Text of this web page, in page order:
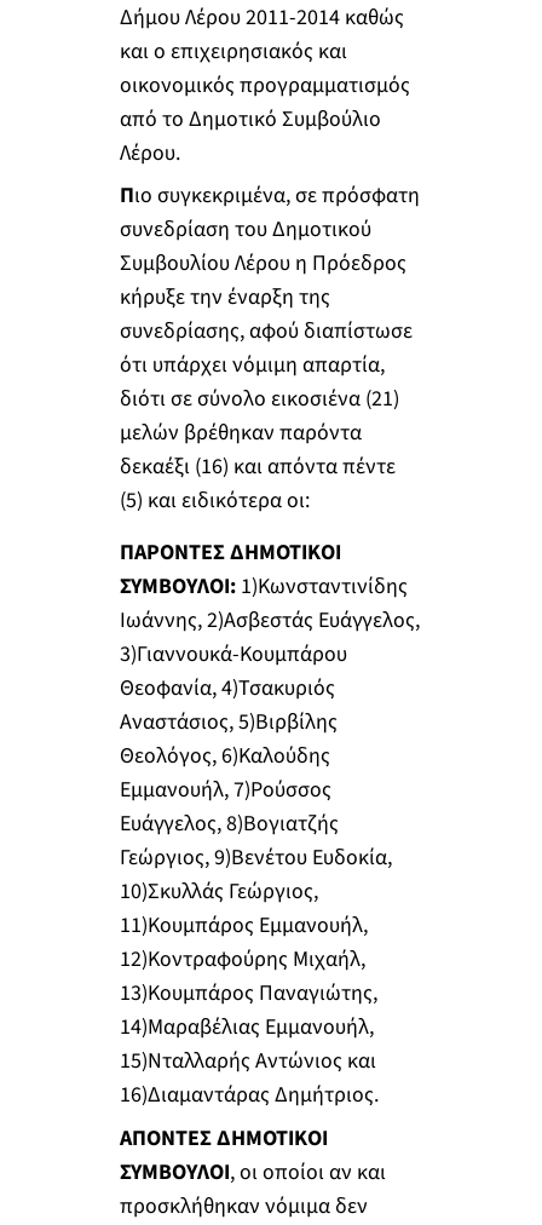
Δήμου Λέρου 2011-2014 καθώς
και ο επιχειρησιακός και
οικονομικός προγραμματισμός
από το Δημοτικό Συμβούλιο
Λέρου.
Πιο συγκεκριμένα, σε πρόσφατη
συνεδρίαση του Δημοτικού
Συμβουλίου Λέρου η Πρόεδρος
κήρυξε την έναρξη της
συνεδρίασης, αφού διαπίστωσε
ότι υπάρχει νόμιμη απαρτία,
διότι σε σύνολο εικοσιένα (21)
μελών βρέθηκαν παρόντα
δεκαέξι (16) και απόντα πέντε
(5) και ειδικότερα οι:
ΠΑΡΟΝΤΕΣ ΔΗΜΟΤΙΚΟΙ
ΣΥΜΒΟΥΛΟΙ:1)Κωνσταντινίδης
Ιωάννης, 2)Ασβεστάς Ευάγγελος,
3)Γιαννουκά-Κουμπάρου
Θεοφανία, 4)Τσακυριός
Αναστάσιος, 5)Βιρβίλης
Θεολόγος, 6)Καλούδης
Εμμανουήλ, 7)Ρούσσος
Ευάγγελος, 8)Βογιατζής
Γεώργιος, 9)Βενέτου Ευδοκία,
10)Σκυλλάς Γεώργιος,
11)Κουμπάρος Εμμανουήλ,
12)Κοντραφούρης Μιχαήλ,
13)Κουμπάρος Παναγιώτης,
14)Μαραβέλιας Εμμανουήλ,
15)Νταλλαρής Αντώνιος και
16)Διαμαντάρας Δημήτριος.
ΑΠΟΝΤΕΣ ΔΗΜΟΤΙΚΟΙ
ΣΥΜΒΟΥΛΟΙ, οι οποίοι αν και
προσκλήθηκαν νόμιμα δεν